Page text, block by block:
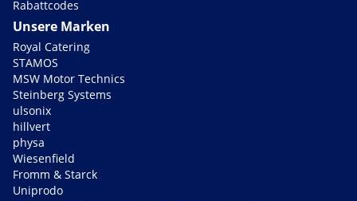
Rabattcodes
Unsere Marken
Royal Catering
STAMOS
MSW Motor Technics
Steinberg Systems
ulsonix
hillvert
physa
Wiesenfield
Fromm & Starck
Uniprodo